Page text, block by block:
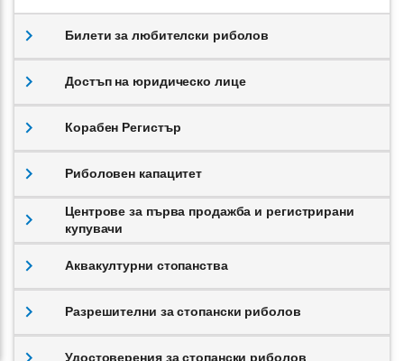
Билети за любителски риболов
Достъп на юридическо лице
Корабен Регистър
Риболовен капацитет
Центрове за първа продажба и регистрирани
купувачи
Аквакултурни стопанства
Разрешителни за стопански риболов
Удостоверения за стопански риболов